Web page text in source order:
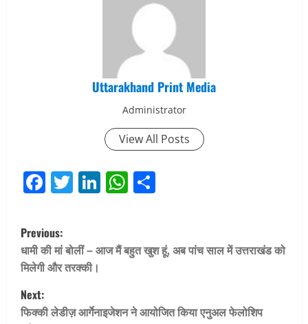
Uttarakhand Print Media
Administrator
View All Posts
Facebook
Twitter
LinkedIn
WhatsApp
P
o
s
t
Previous:
धामी की मां बोलीं – आज मैं बहुत खुश हूं, अब पांच साल में उत्तराखंड को
मिलेगी और तरक्की।
Next:
फिक्की लेडीज़ आर्गेनाइजेशन ने आयोजित किया एनुअल फेलोशिप